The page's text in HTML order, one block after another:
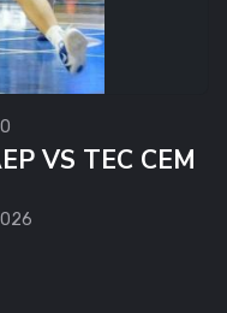
VS TEC CEM